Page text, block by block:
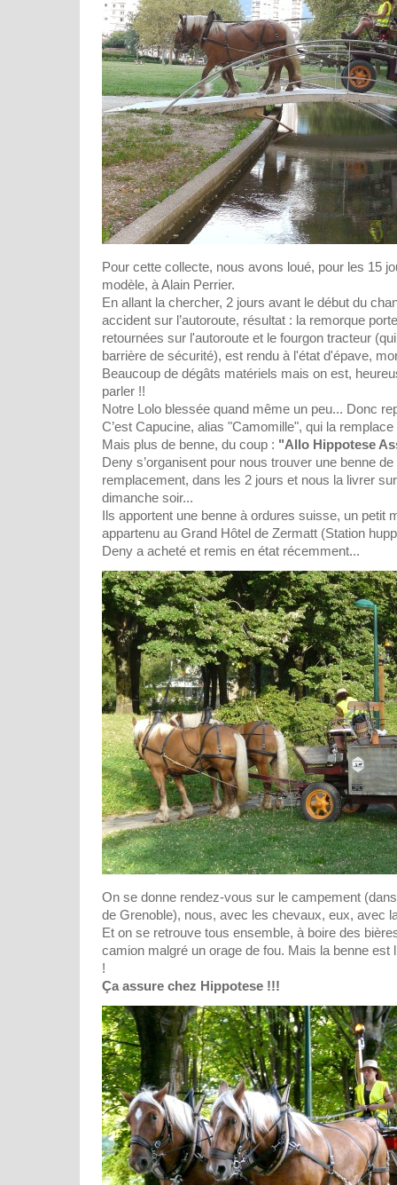
Pour cette collecte, nous avons loué, pour les 15
modèle, à Alain Perrier.
En allant la chercher, 2 jours avant le début du
accident sur l’autoroute, résultat : la remorque
retournées sur l'autoroute et le fourgon tracteur
barrière de sécurité), est rendu à l'état d'épave,
Beaucoup de dégâts matériels mais on est,
parler !!
Notre Lolo blessée quand même un peu... Donc
C’est Capucine, alias "Camomille", qui la
Mais plus de benne, du coup : "Allo Hippotese
Deny s’organisent pour nous trouver une benne
remplacement, dans les 2 jours et nous la livrer
dimanche soir...
Ils apportent une benne à ordures suisse, un petit
appartenu au Grand Hôtel de Zermatt (Station
Deny a acheté et remis en état récemment...
On se donne rendez-vous sur le campement
de Grenoble), nous, avec les chevaux, eux, avec
Et on se retrouve tous ensemble, à boire des
camion malgré un orage de fou. Mais la benne
!
Ça assure chez Hippotese !!!